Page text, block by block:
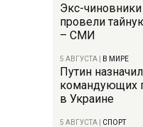
Экс-
провели
– СМИ
5 АВГУСТА В МИРЕ
Путин
командующих
в Украине
5 АВГУСТА СПОРТ